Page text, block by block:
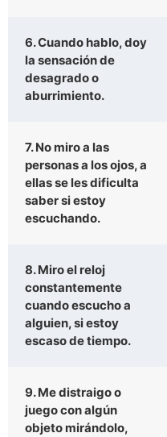
6. Cuando hablo, doy
la sensación de
desagrado o
aburrimiento.
7. No miro a las
personas a los ojos, a
ellas se les dificulta
saber si estoy
escuchando.
8. Miro el reloj
constantemente
cuando escucho a
alguien, si estoy
escaso de tiempo.
9. Me distraigo o
juego con algún
objeto mirándolo,